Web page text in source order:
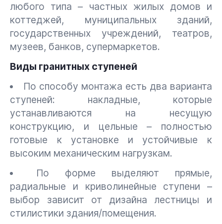
любого типа – частных жилых домов и
коттеджей, муниципальных зданий,
государственных учреждений, театров,
музеев, банков, супермаркетов.
Виды гранитных ступеней
По способу монтажа есть два варианта
ступеней: накладные, которые
устанавливаются на несущую
конструкцию, и цельные – полностью
готовые к установке и устойчивые к
высоким механическим нагрузкам.
По форме выделяют прямые,
радиальные и криволинейные ступени –
выбор зависит от дизайна лестницы и
стилистики здания/помещения.